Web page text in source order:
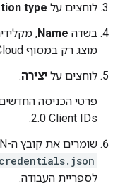
לוחצים על type
בשדה Name
,
מוצג רק במסוף Google Cloud.
לוחצים על יצירה.
2.0 Client IDs.
שומרים את קובץ ה-JSON בשם
credentials.json
לספריית העבודה.